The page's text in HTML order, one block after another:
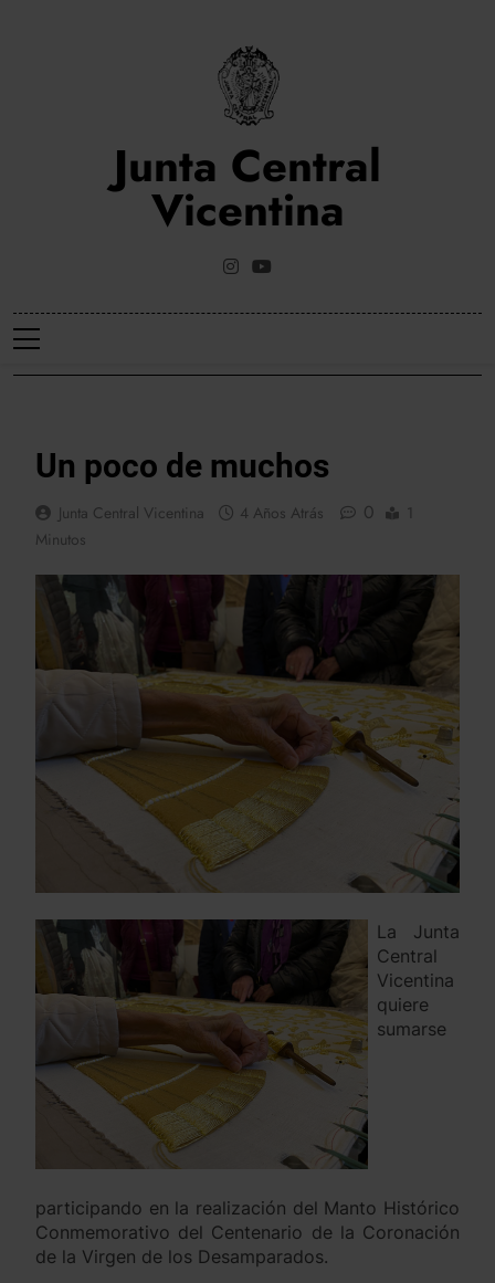
Junta Central
Vicentina
Web Oficial De La Junta Central Vicentina De Valencia
Un poco de muchos
Junta Central Vicentina 4 Años Atrás 0
1
Minutos
La Junta
Central
Vicentina
quiere
sumarse
participando en la realización del Manto Histórico
Conmemorativo del Centenario de la Coronación
de la Virgen de los Desamparados.